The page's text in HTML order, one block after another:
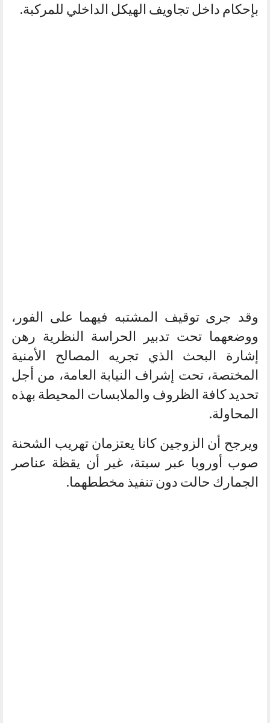
بإحكام داخل تجاويف الهيكل الداخلي للمركبة.
وقد جرى توقيف المشتبه فيهما على الفور،
ووضعهما تحت تدبير الحراسة النظرية رهن
إشارة البحث الذي تجريه المصالح الأمنية
المختصة، تحت إشراف النيابة العامة، من أجل
تحديد كافة الظروف والملابسات المحيطة بهذه
المحاولة.
ويرجح أن الزوجين كانا يعتزمان تهريب الشحنة
صوب أوروبا عبر سبتة، غير أن يقظة عناصر
الجمارك حالت دون تنفيذ مخططهما.